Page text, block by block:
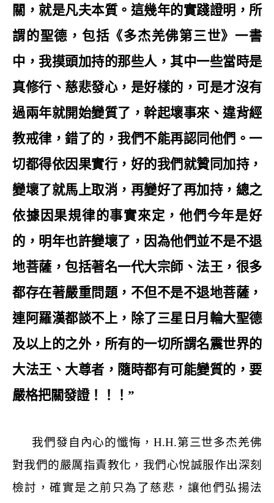
關，就是凡夫本質。這幾年的實踐證明，所
謂的聖德，包括《多杰羌佛第三世》一書
中，我摸頭加持的那些人，其中一些當時是
真修行、慈悲發心，是好樣的，可是才沒有
過兩年就開始變質了，幹起壞事來、違背經
教戒律，錯了的，我們不能再認同他們。一
切都得依因果實行，好的我們就贊同加持，
變壞了就馬上取消，再變好了再加持，總之
依據因果規律的事實來定，他們今年是好
的，明年也許變壞了，因為他們並不是不退
地菩薩，包括著名一代大宗師、法王，很多
都存在著嚴重問題，不但不是不退地菩薩，
連阿羅漢都談不上，除了三星日月輪大聖德
及以上的之外，所有的一切所謂名震世界的
大法王、大尊者，隨時都有可能變質的，要
嚴格把關發證！！！”
我們發自內心的懺悔， H.H.第三世多杰羌佛
對我們的嚴厲指責教化，我們心悅誠服作出深刻
檢討，確實是之前只為了慈悲，讓他們弘揚法